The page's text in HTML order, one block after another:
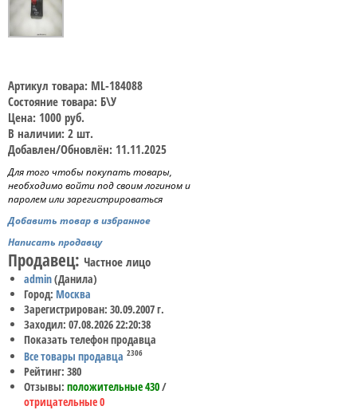
Артикул товара: ML-184088
Состояние товара: Б\У
Цена: 1000 руб.
В наличии: 2 шт.
Добавлен/Обновлён: 11.11.2025
Для того чтобы покупать товары,
необходимо войти под своим логином и
паролем или зарегистрироваться
Добавить товар в избранное
Написать продавцу
Продавец: Частное лицо
admin(Данила)
Город: Москва
Зарегистрирован: 30.09.2007 г.
Заходил: 07.08.2026 22:20:38
Показать телефон продавца
Все товары продавца 2306
Рейтинг: 380
Отзывы: положительные 430/
отрицательные 0